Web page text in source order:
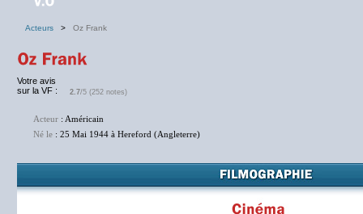
Acteurs > Oz Frank
Votre avis
sur la VF :
2.7/5 (252 notes)
Acteur : Américain
Né le : 25 Mai 1944 à Hereford (Angleterre)